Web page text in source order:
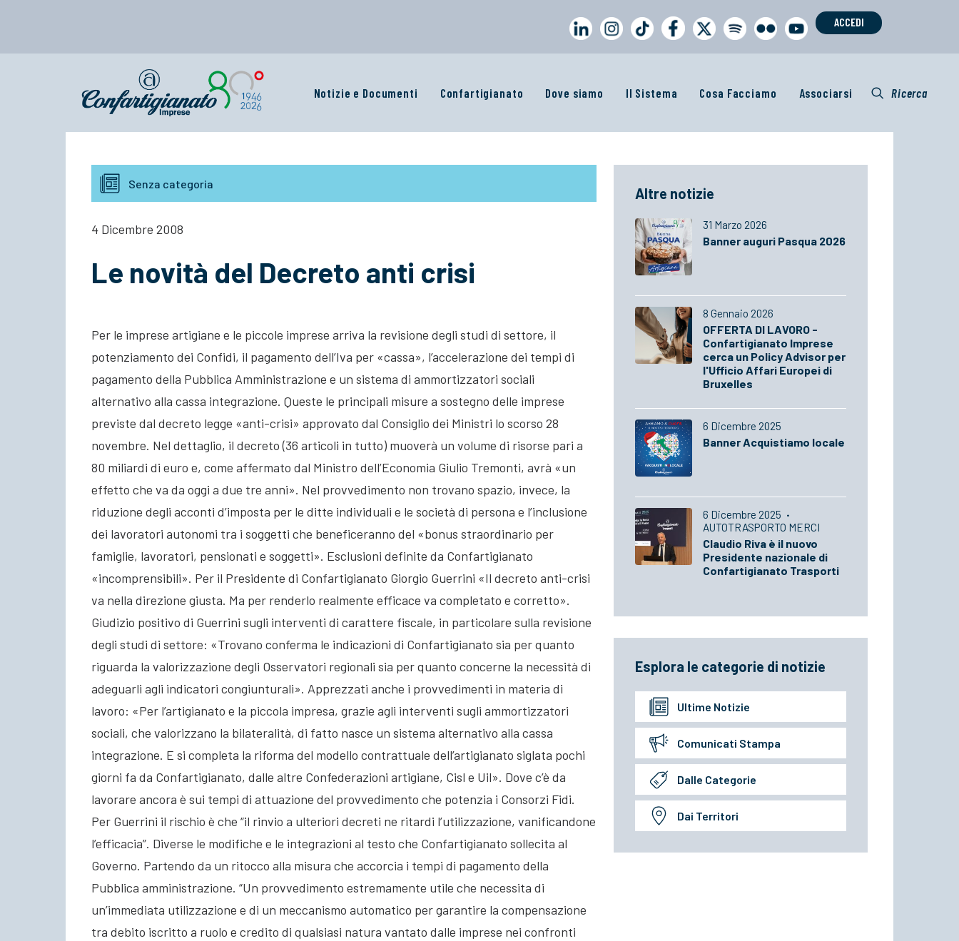
ACCEDI
Notizie e Documenti Confartigianato Dove siamo Il Sistema Cosa Facciamo Associarsi Ricerca
Senza categoria
4 Dicembre 2008
Le novità del Decreto anti crisi
Per le imprese artigiane e le piccole imprese arriva la revisione degli studi di settore, il
potenziamento dei Confidi, il pagamento dell’Iva per «cassa», l’accelerazione dei tempi di
pagamento della Pubblica Amministrazione e un sistema di ammortizzatori sociali
alternativo alla cassa integrazione. Queste le principali misure a sostegno delle imprese
previste dal decreto legge «anti-crisi» approvato dal Consiglio dei Ministri lo scorso 28
novembre. Nel dettaglio, il decreto (36 articoli in tutto) muoverà un volume di risorse pari a
80 miliardi di euro e, come affermato dal Ministro dell’Economia Giulio Tremonti, avrà «un
effetto che va da oggi a due tre anni». Nel provvedimento non trovano spazio, invece, la
riduzione degli acconti d’imposta per le ditte individuali e le società di persona e l’inclusione
dei lavoratori autonomi tra i soggetti che beneficeranno del «bonus straordinario per
famiglie, lavoratori, pensionati e soggetti». Esclusioni definite da Confartigianato
«incomprensibili». Per il Presidente di Confartigianato Giorgio Guerrini «Il decreto anti-crisi
va nella direzione giusta. Ma per renderlo realmente efficace va completato e corretto».
Giudizio positivo di Guerrini sugli interventi di carattere fiscale, in particolare sulla revisione
degli studi di settore: «Trovano conferma le indicazioni di Confartigianato sia per quanto
riguarda la valorizzazione degli Osservatori regionali sia per quanto concerne la necessità di
adeguarli agli indicatori congiunturali». Apprezzati anche i provvedimenti in materia di
lavoro: «Per l’artigianato e la piccola impresa, grazie agli interventi sugli ammortizzatori
sociali, che valorizzano la bilateralità, di fatto nasce un sistema alternativo alla cassa
integrazione. E si completa la riforma del modello contrattuale dell’artigianato siglata pochi
giorni fa da Confartigianato, dalle altre Confederazioni artigiane, Cisl e Uil». Dove c’è da
lavorare ancora è sui tempi di attuazione del provvedimento che potenzia i Consorzi Fidi.
Per Guerrini il rischio è che “il rinvio a ulteriori decreti ne ritardi l’utilizzazione, vanificandone
l’efficacia”. Diverse le modifiche e le integrazioni al testo che Confartigianato sollecita al
Governo. Partendo da un ritocco alla misura che accorcia i tempi di pagamento della
Pubblica amministrazione. “Un provvedimento estremamente utile che necessita di
un’immediata utilizzazione e di un meccanismo automatico per garantire la compensazione
tra debito iscritto a ruolo e credito di qualsiasi natura vantato dalle imprese nei confronti
Altre notizie
31 Marzo 2026
Banner auguri Pasqua 2026
8 Gennaio 2026
OFFERTA DI LAVORO -
Confartigianato Imprese
cerca un Policy Advisor per
l'Ufficio Affari Europei di
Bruxelles
6 Dicembre 2025
Banner Acquistiamo locale
6 Dicembre 2025 ·
AUTOTRASPORTO MERCI
Claudio Riva è il nuovo
Presidente nazionale di
Confartigianato Trasporti
Esplora le categorie di notizie
Ultime Notizie
Comunicati Stampa
Dalle Categorie
Dai Territori